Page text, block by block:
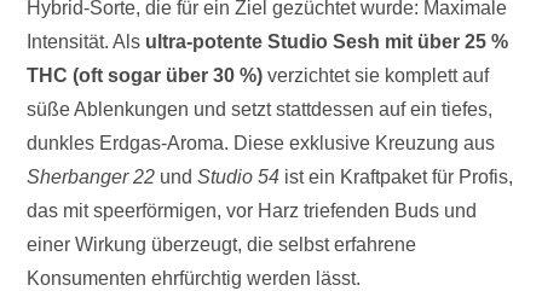
Hybrid-Sorte, die für ein Ziel gezüchtet wurde: Maximale
Intensität. Als ultra-potente Studio Sesh mit über 25 %
THC (oft sogar über 30 %) verzichtet sie komplett auf
süße Ablenkungen und setzt stattdessen auf ein tiefes,
dunkles Erdgas-Aroma. Diese exklusive Kreuzung aus
Sherbanger 22 undStudio 54 ist ein Kraftpaket für Profis,
das mit speerförmigen, vor Harz triefenden Buds und
einer Wirkung überzeugt, die selbst erfahrene
Konsumenten ehrfürchtig werden lässt.